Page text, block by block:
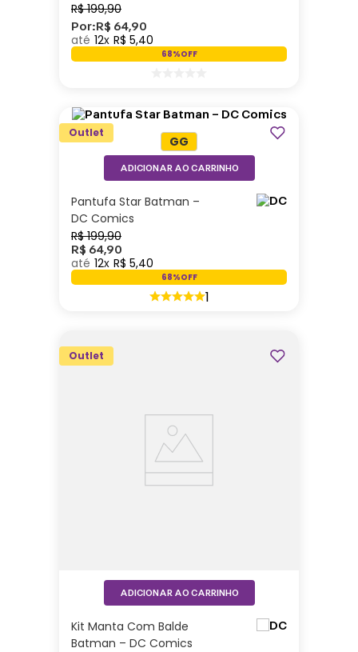
R$ 199,90
Por:R$ 64,90
12 R$ 5,40
68%OFF
Outlet
Pantufa Star Batman –
DC Comics
R$ 199,90
R$ 64,90
12 R$ 5,40
68%OFF
1
GG
ADICIONAR AO CARRINHO
Outlet
Kit Manta Com Balde
Batman – DC Comics
ADICIONAR AO CARRINHO